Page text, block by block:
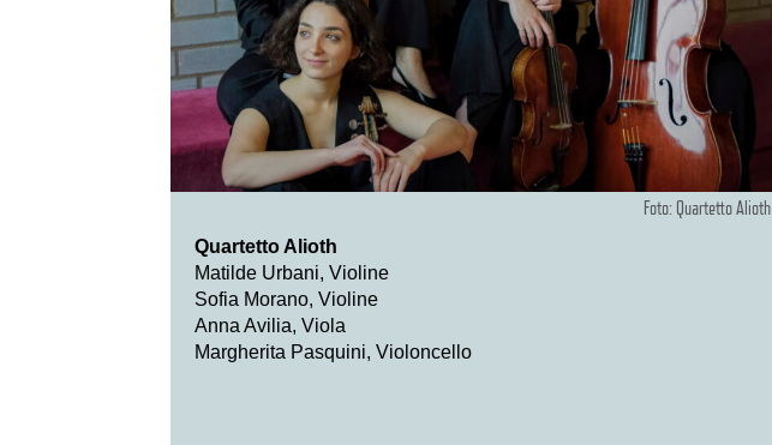
Foto: Quartetto Alioth
Quartetto Alioth
Matilde Urbani, Violine
Sofia Morano, Violine
Anna Avilia, Viola
Margherita Pasquini, Violoncello